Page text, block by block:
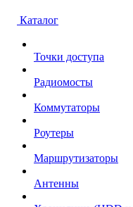
Каталог
Точки доступа
Радиомосты
Коммутаторы
Роутеры
Маршрутизаторы
Антенны